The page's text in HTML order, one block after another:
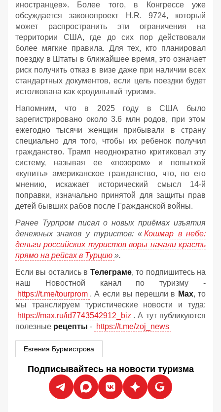
иностранцев». Более того, в Конгрессе уже
обсуждается законопроект H.R. 9724, который
может распространить эти ограничения на
территории США, где до сих пор действовали
более мягкие правила. Для тех, кто планировал
поездку в Штаты в ближайшее время, это означает
риск получить отказ в визе даже при наличии всех
стандартных документов, если цель поездки будет
истолкована как «родильный туризм».
Напомним, что в 2025 году в США было
зарегистрировано около 3.6 млн родов, при этом
ежегодно тысячи женщин прибывали в страну
специально для того, чтобы их ребенок получил
гражданство. Трамп неоднократно критиковал эту
систему, называя ее «позором» и попыткой
«купить» американское гражданство, что, по его
мнению, искажает исторический смысл 14-й
поправки, изначально принятой для защиты прав
детей бывших рабов после Гражданской войны.
Ранее Турпром писал о новых приёмах изъятия
денежных знаков у туристов: « Кошмар в небе:
деньги российских туристов воры начали красть
прямо на рейсах в Турцию ».
Если вы остались в Телеграме, то подпишитесь на
наш Новостной канал по туризму -
https://t.me/tourprom . А если вы перешли в Мах, то
мы транслируем туристические новости и туда:
https://max.ru/id7743542912_biz . А тут публикуются
полезные рецепты - https://t.me/zoj_news
Евгения Бурмистрова
Подписывайтесь на новости туризма